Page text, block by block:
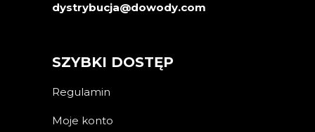
dystrybucja@dowody.com
SZYBKI DOSTĘP
Regulamin
Moje konto